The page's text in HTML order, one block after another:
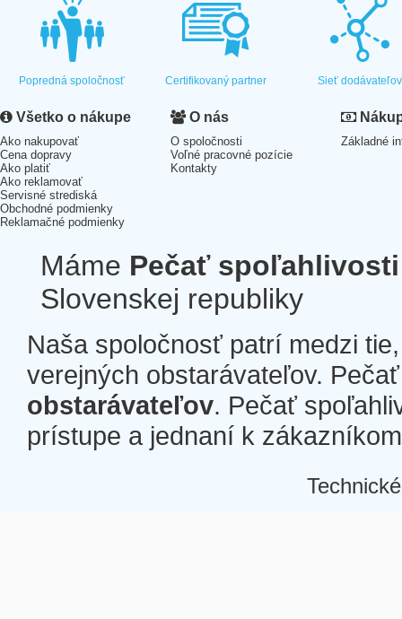
Popredná spoločnosť Certifikovaný partner Sieť dodávateľov
Všetko o nákupe
Ako nakupovať
Cena dopravy
Ako platiť
Ako reklamovať
Servisné strediská
Obchodné podmienky
Reklamačné podmienky
O nás
O spoločnosti
Voľné pracovné pozície
Kontakty
Základné
Máme Pečať spoľahlivosti
Slovenskej republiky
Naša spoločnosť patrí medzi
verejných obstarávateľov.
obstarávateľov. Pečať
prístupe a jednaní k